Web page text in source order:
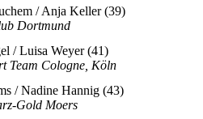
/ Anja Keller (39)
Dortmund
/ Luisa Weyer (41)
Team Cologne, Köln
/ Nadine Hannig (43)
Gold Moers